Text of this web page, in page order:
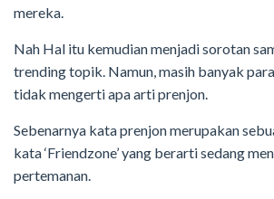
mereka.
Nah Hal itu kemudian menjadi sorotan
trending topik. Namun, masih banyak
tidak mengerti apa arti prenjon.
Sebenarnya kata prenjon merupakan
kata ‘Friendzone’ yang berarti sedang
pertemanan.